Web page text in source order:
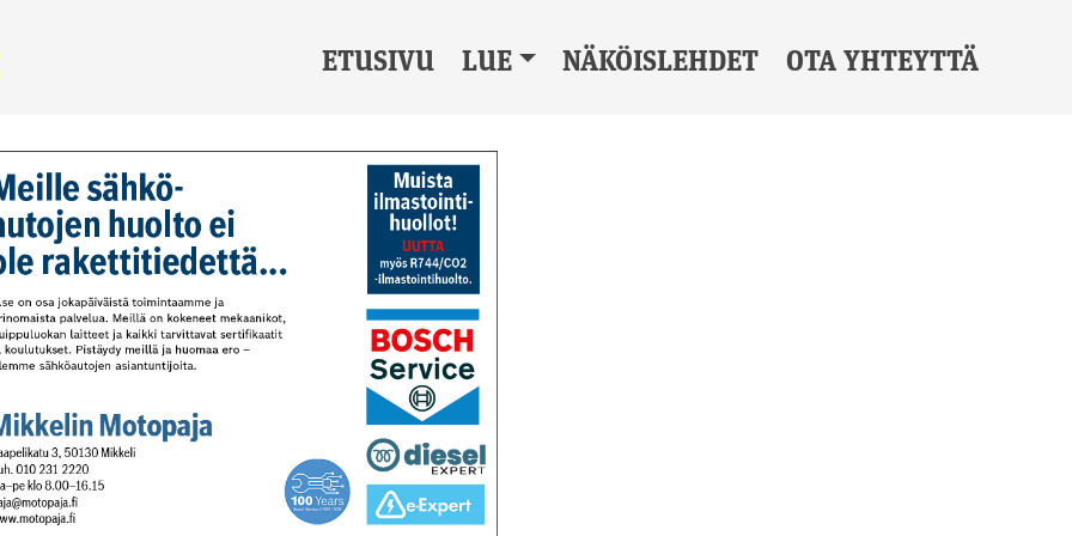
ETUSIVU LUE NÄKÖISLEHDET OTA YHTEYTTÄ